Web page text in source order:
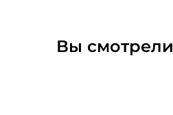
Вы смотрели